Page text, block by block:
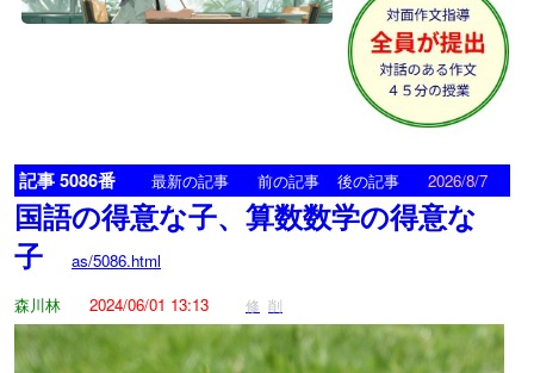
記事 5086番 最新の記事 前の記事 後の記事 2026/8/7
国語の得意な子、算数数学の得意な
子
as/5086.html
森川林
2024/06/01 13:13 修 削